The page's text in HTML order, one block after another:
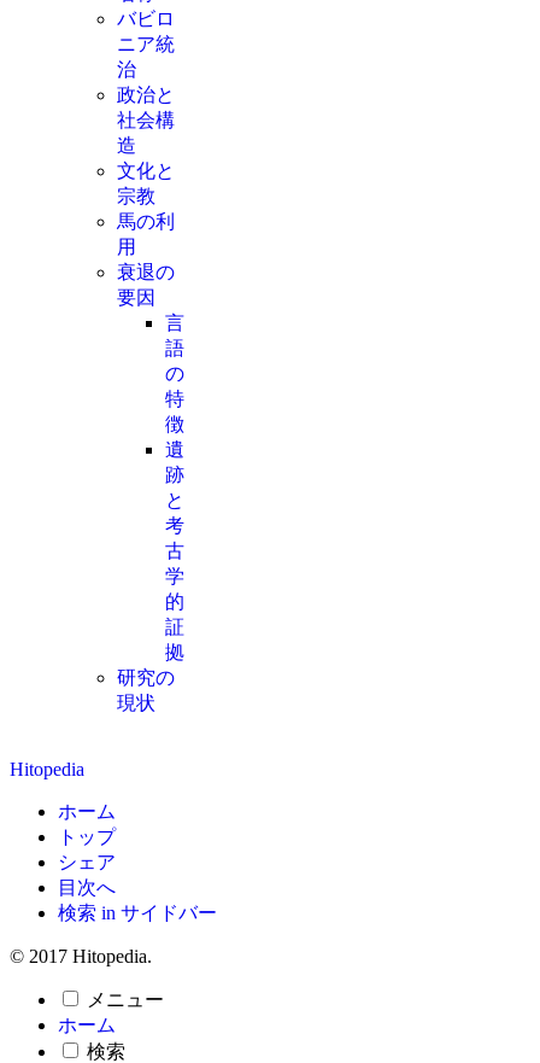
バビロ
ニア統
治
政治と
社会構
造
文化と
宗教
馬の利
用
衰退の
要因
言
語
の
特
徴
遺
跡
と
考
古
学
的
証
拠
研究の
現状
Hitopedia
ホーム
トップ
シェア
目次へ
検索 in サイドバー
© 2017 Hitopedia.
メニュー
ホーム
検索